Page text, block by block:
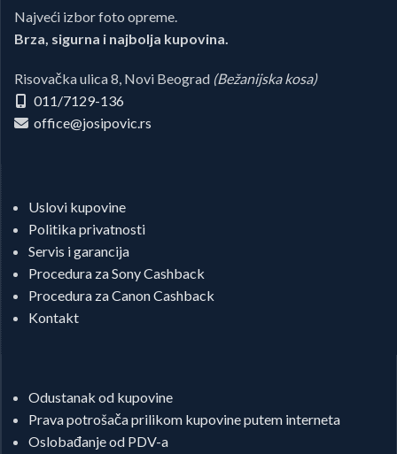
Najveći izbor foto opreme.
Brza, sigurna i najbolja kupovina.
Risovačka ulica 8, Novi Beograd (Bežanijska kosa)
011/7129-136
office@josipovic.rs
Uslovi kupovine
Politika privatnosti
Servis i garancija
Procedura za Sony Cashback
Procedura za Canon Cashback
Kontakt
Odustanak od kupovine
Prava potrošača prilikom kupovine putem interneta
Oslobađanje od PDV-a